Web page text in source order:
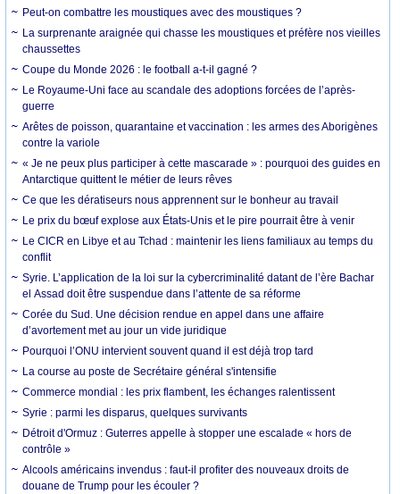
Peut-on combattre les moustiques avec des moustiques ?
La surprenante araignée qui chasse les moustiques et préfère nos vieilles
chaussettes
Coupe du Monde 2026 : le football a-t-il gagné ?
Le Royaume-Uni face au scandale des adoptions forcées de l’après-
guerre
Arêtes de poisson, quarantaine et vaccination : les armes des Aborigènes
contre la variole
« Je ne peux plus participer à cette mascarade » : pourquoi des guides en
Antarctique quittent le métier de leurs rêves
Ce que les dératiseurs nous apprennent sur le bonheur au travail
Le prix du bœuf explose aux États-Unis et le pire pourrait être à venir
Le CICR en Libye et au Tchad : maintenir les liens familiaux au temps du
conflit
Syrie. L’application de la loi sur la cybercriminalité datant de l’ère Bachar
el Assad doit être suspendue dans l’attente de sa réforme
Corée du Sud. Une décision rendue en appel dans une affaire
d’avortement met au jour un vide juridique
Pourquoi l’ONU intervient souvent quand il est déjà trop tard
La course au poste de Secrétaire général s'intensifie
Commerce mondial : les prix flambent, les échanges ralentissent
Syrie : parmi les disparus, quelques survivants
Détroit d'Ormuz : Guterres appelle à stopper une escalade « hors de
contrôle »
Alcools américains invendus : faut-il profiter des nouveaux droits de
douane de Trump pour les écouler ?